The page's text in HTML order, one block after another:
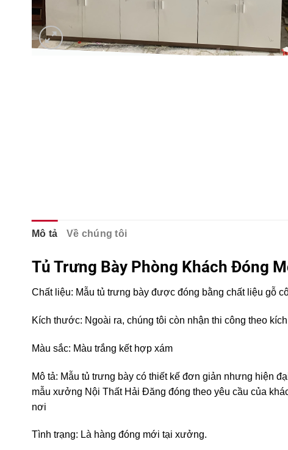
Mô tả Về chúng tôi
Tủ Trưng Bày Phòng Khách Đóng
Chất liệu: Mẫu tủ trưng bày được đóng bằng chất liệu gỗ
Kích thước: Ngoài ra, chúng tôi còn nhận thi công theo
Màu sắc: Màu trắng kết hợp xám
Mô tả: Mẫu tủ trưng bày có thiết kế đơn giản nhưng hiện
mẫu xưởng Nội Thất Hải Đăng đóng theo yêu cầu của
nơi
Tình trạng: Là hàng đóng mới tại xưởng.